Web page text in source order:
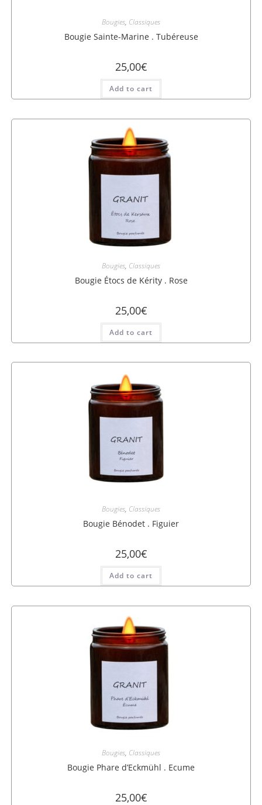
Bougies, Classiques
Bougie Sainte-Marine . Tubéreuse
25,00€
Add to cart
Bougies, Classiques
Bougie Étocs de Kérity . Rose
25,00€
Add to cart
Bougies, Classiques
Bougie Bénodet . Figuier
25,00€
Add to cart
Bougies, Classiques
Bougie Phare d’Eckmühl . Ecume
25,00€